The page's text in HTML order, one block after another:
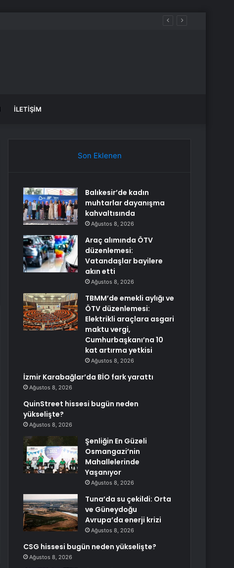
İLETIŞIM
Son Eklenen
Balıkesir’de kadın
muhtarlar dayanışma
kahvaltısında
Ağustos 8, 2026
Araç alımında ÖTV
düzenlemesi:
Vatandaşlar bayilere
akın etti
Ağustos 8, 2026
TBMM’de emekli aylığı ve
ÖTV düzenlemesi:
Elektrikli araçlara asgari
maktu vergi,
Cumhurbaşkanı’na 10
kat artırma yetkisi
Ağustos 8, 2026
İzmir Karabağlar’da BİO fark yarattı
Ağustos 8, 2026
QuinStreet hissesi bugün neden
yükselişte?
Ağustos 8, 2026
Şenliğin En Güzeli
Osmangazi’nin
Mahallelerinde
Yaşanıyor
Ağustos 8, 2026
Tuna’da su çekildi: Orta
ve Güneydoğu
Avrupa’da enerji krizi
Ağustos 8, 2026
CSG hissesi bugün neden yükselişte?
Ağustos 8, 2026